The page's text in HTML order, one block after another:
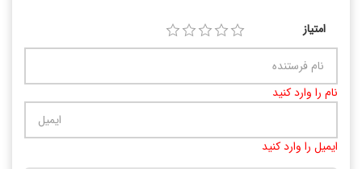
امتیاز
نام را وارد کنید
ایمیل را وارد کنید